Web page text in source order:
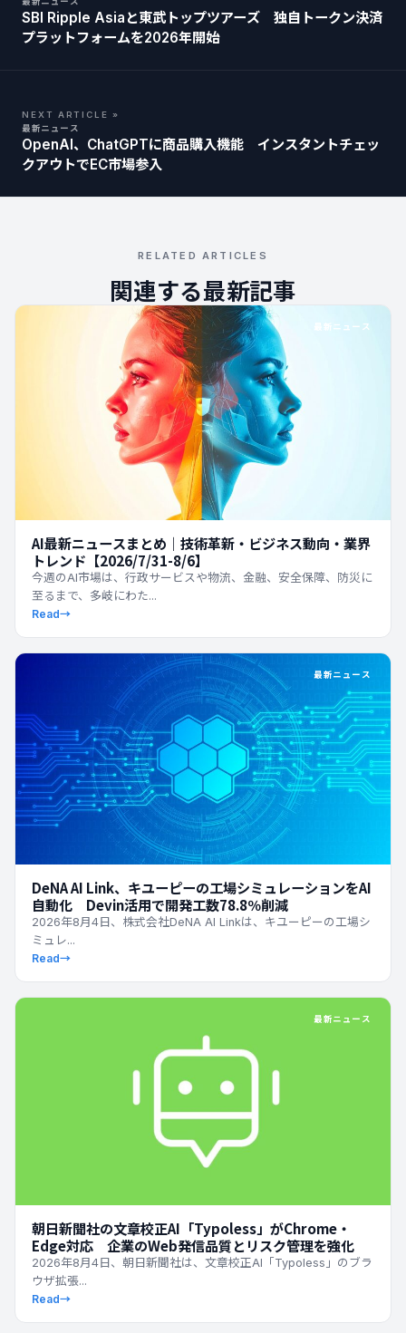
SBI Ripple Asiaと東武トップツアーズ 独自トークン決済
プラットフォームを2026年開始
NEXT ARTICLE »
最新ニュース
OpenAI、ChatGPTに商品購入機能 インスタントチェッ
クアウトでEC市場参入
RELATED ARTICLES
関連する最新記事
最新ニュース
AI最新ニュースまとめ｜技術革新・ビジネス動向・業界
トレンド【2026/7/31-8/6】
今週のAI市場は、行政サービスや物流、金融、安全保障、防災に
至るまで、多岐にわた...
Read→
最新ニュース
DeNA AI Link、キユーピーの工場シミュレーションをAI
自動化 Devin活用で開発工数78.8％削減
2026年8月4日、株式会社DeNA AI Linkは、キユーピーの工場シ
ミュレ...
Read→
最新ニュース
朝日新聞社の文章校正AI「Typoless」がChrome・
Edge対応 企業のWeb発信品質とリスク管理を強化
2026年8月4日、朝日新聞社は、文章校正AI「Typoless」のブラ
ウザ拡張...
Read→